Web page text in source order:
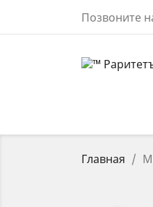
Позвоните
Главная